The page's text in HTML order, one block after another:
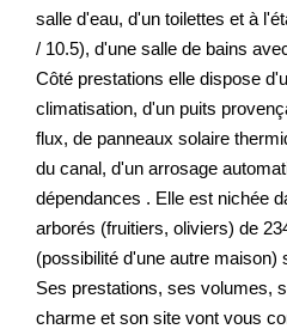
salle d'eau, d'un toilettes et à
/ 10.5), d'une salle de bains
Côté prestations elle dispose
climatisation, d'un puits
flux, de panneaux solaire
du canal, d'un arrosage
dépendances . Elle est nichée
arborés (fruitiers, oliviers) de
(possibilité d'une autre maison)
Ses prestations, ses volumes,
charme et son site vont vous